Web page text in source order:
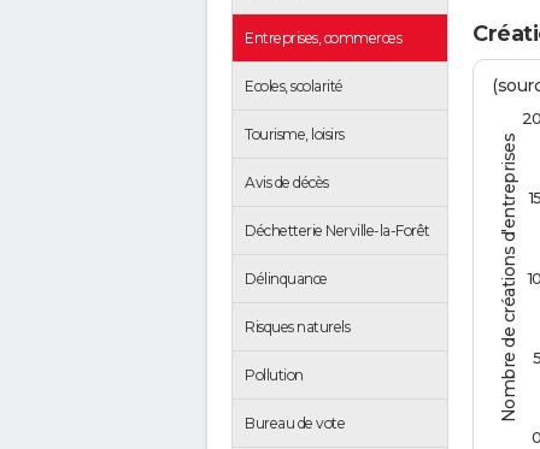
Entreprises, commerces
Ecoles, scolarité
Tourisme, loisirs
Avis de décès
Déchetterie Nerville-la-Forêt
Délinquance
Risques naturels
Pollution
Bureau de vote Nombre de créations d'entreprises